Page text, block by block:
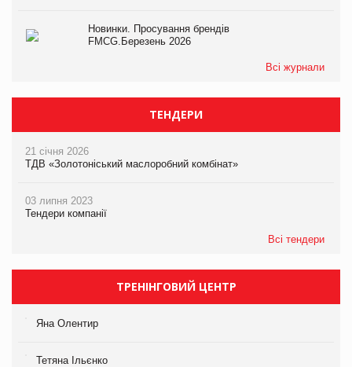
Новинки. Просування брендів
FMCG.Березень 2026
Всі журнали
ТЕНДЕРИ
21 січня 2026
ТДВ «Золотоніський маслоробний комбінат»
03 липня 2023
Тендери компанії
Всі тендери
ТРЕНІНГОВИЙ ЦЕНТР
Яна Олентир
Тетяна Ільєнко